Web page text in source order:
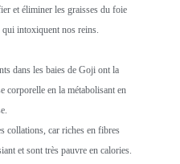
et éliminer les graisses du foie
qui intoxiquent nos reins.
dans les baies de Goji ont la
corporelle en la métabolisant en
collations, car riches en fibres
et sont très pauvre en calories.